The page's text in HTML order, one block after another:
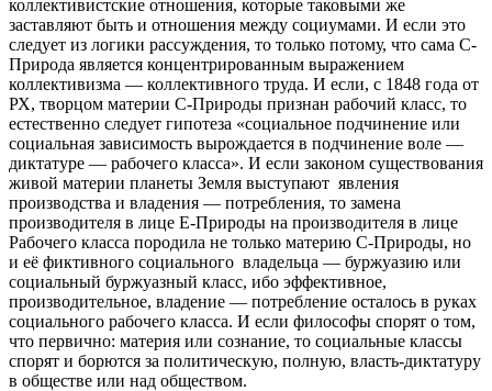
коллективистские отношения, которые таковыми же
заставляют быть и отношения между социумами. И если это
следует из логики рассуждения, то только потому, что сама С-
Природа является концентрированным выражением
коллективизма — коллективного труда. И если, с 1848 года от
РХ, творцом материи С-Природы признан рабочий класс, то
естественно следует гипотеза «социальное подчинение или
социальная зависимость вырождается в подчинение воле —
диктатуре — рабочего класса». И если законом существования
живой материи планеты Земля выступают явления
производства и владения — потребления, то замена
производителя в лице Е-Природы на производителя в лице
Рабочего класса породила не только материю С-Природы, но
и её фиктивного социального владельца — буржуазию или
социальный буржуазный класс, ибо эффективное,
производительное, владение — потребление осталось в руках
социального рабочего класса. И если философы спорят о том,
что первично: материя или сознание, то социальные классы
спорят и борются за политическую, полную, власть-диктатуру
в обществе или над обществом.